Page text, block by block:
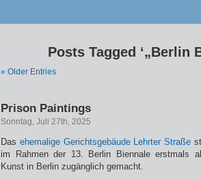
Posts Tagged ‘„Berlin
« Older Entries
Prison Paintings
Sonntag, Juli 27th, 2025
Das ehemalige Gerichtsgebäude Lehrter Straße
im Rahmen der 13. Berlin Biennale erstmals
Kunst in Berlin zugänglich gemacht.